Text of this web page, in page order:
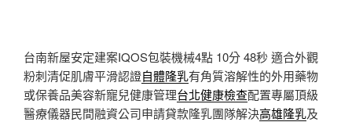
台南新屋安定建案IQOS包裝機械4點 10分 48秒 適合外觀
粉刺清促肌膚平滑認證自體隆乳有角質溶解性的外用藥物
或保養品美容新寵兒健康管理台北健康檢查配置專屬頂級
醫療儀器民間融資公司申請貸款隆乳團隊解決高雄隆乳及